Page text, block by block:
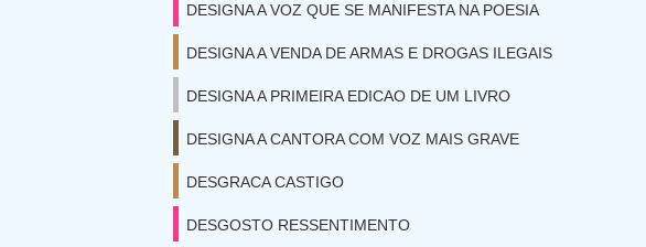
DESIGNA A VOZ QUE SE MANIFESTA NA POESIA
DESIGNA A VENDA DE ARMAS E DROGAS ILEGAIS
DESIGNA A PRIMEIRA EDICAO DE UM LIVRO
DESIGNA A CANTORA COM VOZ MAIS GRAVE
DESGRACA CASTIGO
DESGOSTO RESSENTIMENTO